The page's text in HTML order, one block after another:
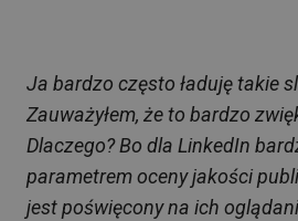
Ja bardzo często ładuję takie
Zauważyłem, że to bardzo
Dlaczego? Bo dla LinkedIn
parametrem oceny jakości
jest poświęcony na ich